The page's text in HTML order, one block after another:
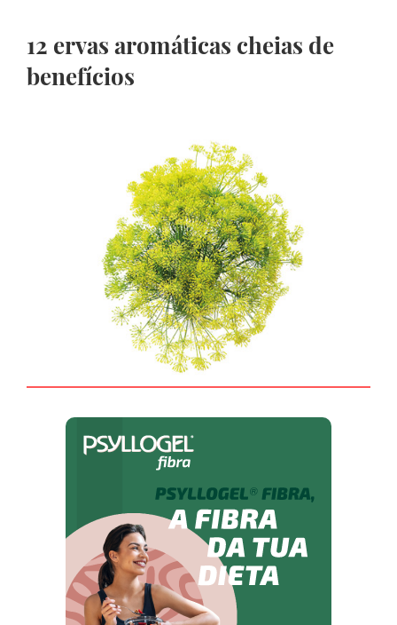
12 ervas aromáticas cheias de
benefícios